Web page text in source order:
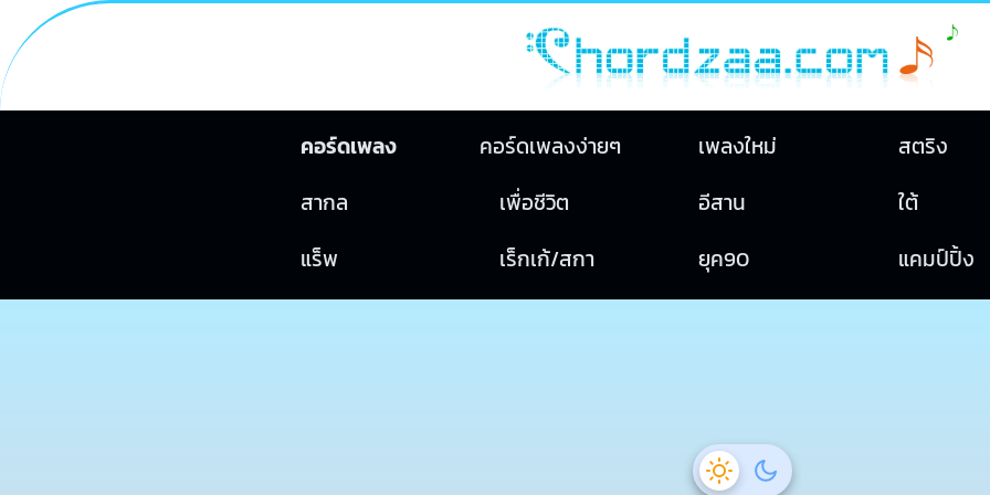
คอร์ดเพลง คอร์ดเพลงง่ายๆ เพลงใหม่
สตริง
สากล
เพื่อชีวิต อีสาน
ใต้
แร็พ
เร็กเก้/สกา ยุค90 แคมป์ปิ้ง